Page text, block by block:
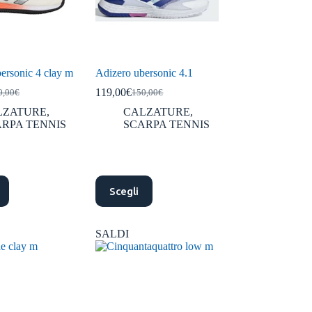
4 clay m
€
,
TENNIS
Adizero ubersonic 4.1
150,00€
Il
prezzo
originale
119,00€Il
prezzo
attuale
CALZATURE,
SCARPA TENNIS
Scegli
Questo
prodotto
ha
varianti.
Le
SALDI